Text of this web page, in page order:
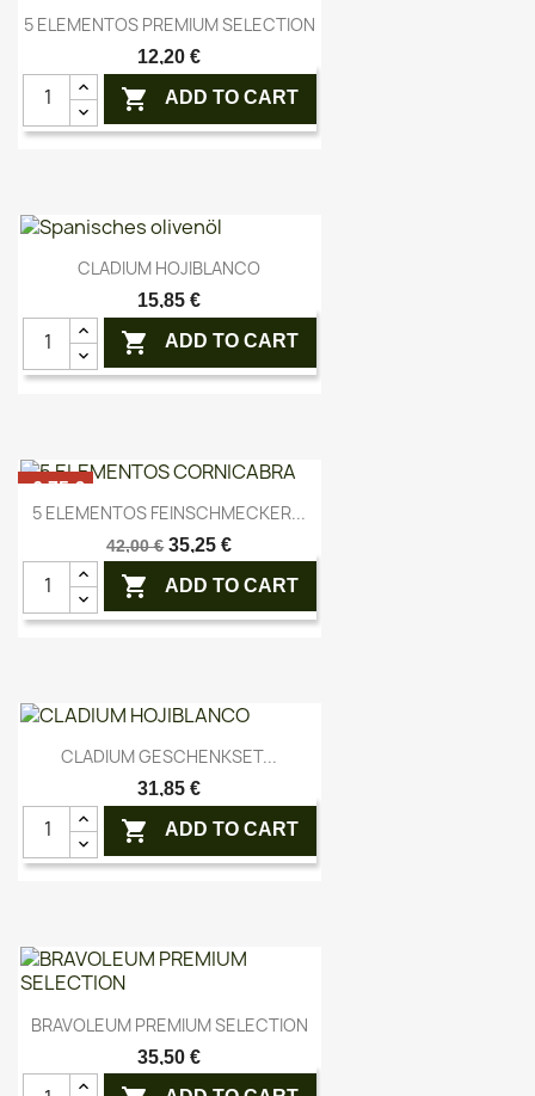
Vorschau
5 ELEMENTOS PREMIUM SELECTION
12,20 €
 ADD TO CART
Vorschau
CLADIUM HOJIBLANCO
15,85 €
 ADD TO CART
Vorschau
5 ELEMENTOS FEINSCHMECKER...
42,00 € 35,25 €
 ADD TO CART
-6,75 €
Vorschau
CLADIUM GESCHENKSET...
31,85 €
 ADD TO CART
Vorschau
BRAVOLEUM PREMIUM SELECTION
35,50 €